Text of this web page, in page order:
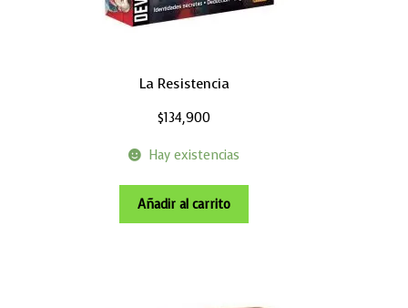
La Resistencia
$134,900
Hay existencias
Añadir al carrito